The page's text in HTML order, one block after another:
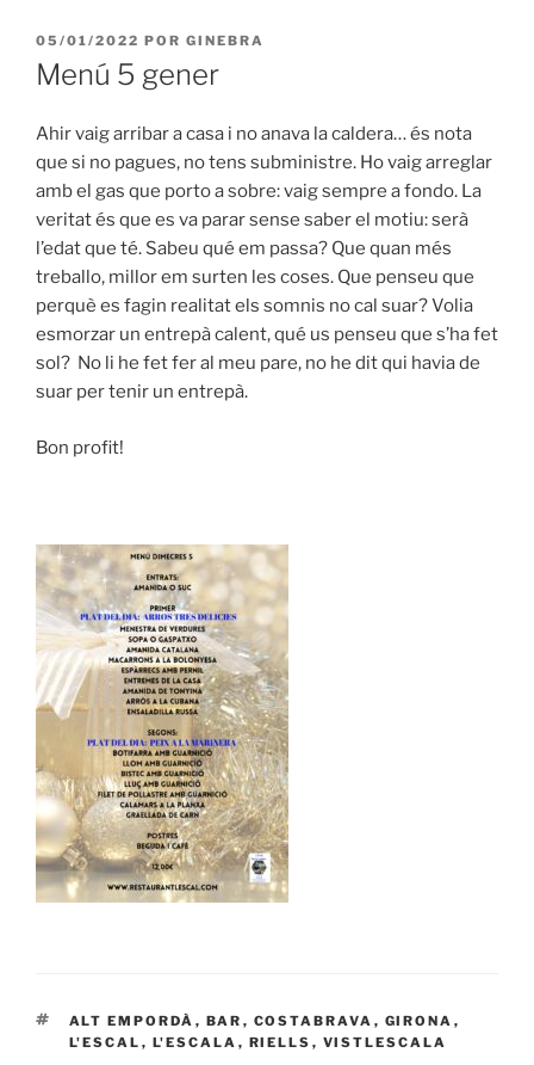
PUBLICADO
EL
05/01/2022 POR GINEBRA
Menú 5 gener
Ahir vaig arribar a casa i no anava la caldera… és nota
que si no pagues, no tens subministre. Ho vaig arreglar
amb el gas que porto a sobre: vaig sempre a fondo. La
veritat és que es va parar sense saber el motiu: serà
l’edat que té. Sabeu qué em passa? Que quan més
treballo, millor em surten les coses. Que penseu que
perquè es fagin realitat els somnis no cal suar? Volia
esmorzar un entrepà calent, qué us penseu que s’ha fet
sol? No li he fet fer al meu pare, no he dit qui havia de
suar per tenir un entrepà.
Bon profit!
ETIQUETAS
ALT EMPORDÀ , BAR , COSTABRAVA , GIRONA ,
L'ESCAL , L'ESCALA , RIELLS , VISTLESCALA